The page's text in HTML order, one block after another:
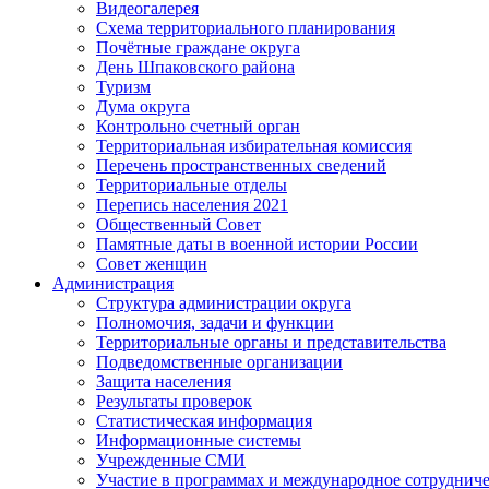
Видеогалерея
Схема территориального планирования
Почётные граждане округа
День Шпаковского района
Туризм
Дума округа
Контрольно счетный орган
Территориальная избирательная комиссия
Перечень пространственных сведений
Территориальные отделы
Перепись населения 2021
Общественный Совет
Памятные даты в военной истории России
Совет женщин
Администрация
Структура администрации округа
Полномочия, задачи и функции
Территориальные органы и представительства
Подведомственные организации
Защита населения
Результаты проверок
Статистическая информация
Информационные системы
Учрежденные СМИ
Участие в программах и международное